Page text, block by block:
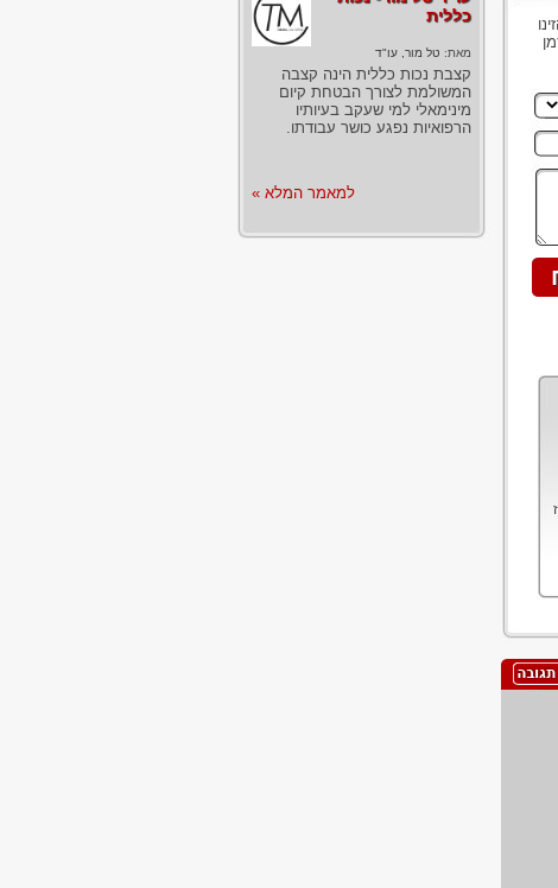
כללית
מאת: טל מור, עו"ד
קצבת נכות כללית הינה קצבה
המשולמת לצורך הבטחת קיום
מינימאלי למי שעקב בעיותיו
הרפואיות נפגע כושר עבודתו.
למאמר המלא »